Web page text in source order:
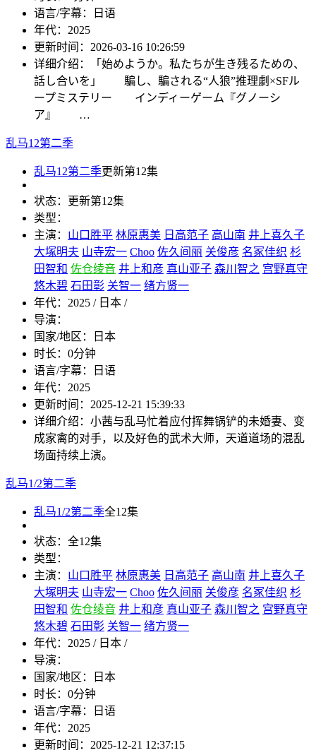
语言/字幕：
日语
年代： 2025
更新时间： 2026-03-16 10:26:59
详细介绍：
「始めようか。私たちが生き残るための、
話し合いを」 騙し、騙される“人狼”推理劇×SFル
ープミステリー インディーゲーム『グノーシ
ア』 …
乱马12第二季
乱马12第二季更新第12集
状态：
更新第12集
类型：
主演： 山口胜平 林原惠美 日高范子 高山南 井上喜久子
大塚明夫 山寺宏一 Choo 佐久间丽 关俊彦 名冢佳织 杉
田智和 佐仓绫音 井上和彦 真山亚子 森川智之 宫野真守
悠木碧 石田彰 关智一 绪方贤一
年代： 2025 / 日本 /
导演：
国家/地区：
日本
时长： 0分钟
语言/字幕：
日语
年代： 2025
更新时间： 2025-12-21 15:39:33
详细介绍： 小茜与乱马忙着应付挥舞锅铲的未婚妻、变
成家禽的对手，以及好色的武术大师，天道道场的混乱
场面持续上演。
乱马1/2第二季
乱马1/2第二季全12集
状态： 全12集
类型：
主演： 山口胜平 林原惠美 日高范子 高山南 井上喜久子
大塚明夫 山寺宏一 Choo 佐久间丽 关俊彦 名冢佳织 杉
田智和 佐仓绫音 井上和彦 真山亚子 森川智之 宫野真守
悠木碧 石田彰 关智一 绪方贤一
年代： 2025 / 日本 /
导演：
国家/地区：
日本
时长： 0分钟
语言/字幕：
日语
年代： 2025
更新时间： 2025-12-21 12:37:15